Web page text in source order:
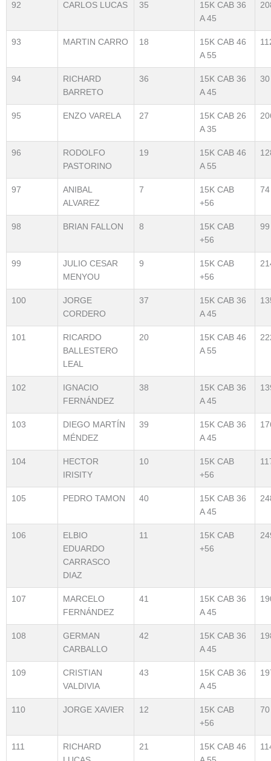
92 CARLOS LUCAS 35
15K CAB 36
A 45
93 MARTIN CARRO 18
15K CAB 46
A 55
94
RICHARD
BARRETO
36
15K CAB 36
A 45
30
95 ENZO VARELA 27
15K CAB 26
A 35
96
RODOLFO
PASTORINO
19
15K CAB 46
A 55
97
ANIBAL
ALVAREZ
7
15K CAB
+56
74
98 BRIAN FALLON 8
15K CAB
+56
99
99
JULIO CESAR
MENYOU
9
15K CAB
+56
100
JORGE
CORDERO
37
15K CAB 36
A 45
101
RICARDO
BALLESTERO
LEAL
20
15K CAB 46
A 55
102
IGNACIO
FERNÁNDEZ
38
15K CAB 36
A 45
103
DIEGO MARTÍN
MÉNDEZ
39
15K CAB 36
A 45
104
HECTOR
IRISITY
10
15K CAB
+56
105 PEDRO TAMON 40
15K CAB 36
A 45
106
ELBIO
EDUARDO
CARRASCO
DIAZ
11
15K CAB
+56
107
MARCELO
FERNÁNDEZ
41
15K CAB 36
A 45
108
GERMAN
CARBALLO
42
15K CAB 36
A 45
109
CRISTIAN
VALDIVIA
43
15K CAB 36
A 45
110 JORGE XAVIER 12
15K CAB
+56
70
111
RICHARD
21
15K CAB 46